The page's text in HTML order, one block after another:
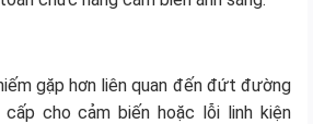
gặp hơn liên quan đến đứt đường
cho cảm biến hoặc lỗi linh kiện